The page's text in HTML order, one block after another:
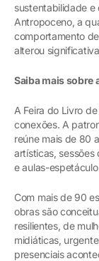
sustentabilidade e
Antropoceno, a
comportamento
alterou
Saiba mais sobre
A Feira do Livro
conexões. A
reúne mais de 80
artísticas,
e aulas-
Com mais de 90
obras são
resilientes, de
midiáticas,
presenciais